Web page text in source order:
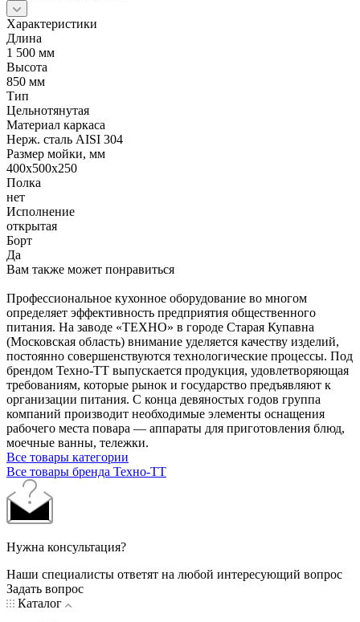
Характеристики
Длина
1 500 мм
Высота
850 мм
Тип
Цельнотянутая
Материал каркаса
Нерж. сталь AISI 304
Размер мойки, мм
400х500х250
Полка
нет
Исполнение
открытая
Борт
Да
Вам также может понравиться
Профессиональное кухонное оборудование во многом
определяет эффективность предприятия общественного
питания. На заводе «ТЕХНО» в городе Старая Купавна
(Московская область) внимание уделяется качеству изделий,
постоянно совершенствуются технологические процессы. Под
брендом Техно-ТТ выпускается продукция, удовлетворяющая
требованиям, которые рынок и государство предъявляют к
организации питания. С конца девяностых годов группа
компаний производит необходимые элементы оснащения
рабочего места повара — аппараты для приготовления блюд,
моечные ванны, тележки.
Все товары категории
Все товары бренда Техно-ТТ
Нужна консультация?
Наши специалисты ответят на любой интересующий вопрос
Задать вопрос
Каталог